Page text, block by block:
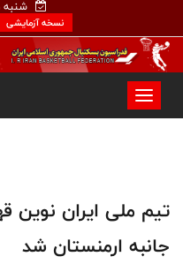
شنبه
نسخه آزمایشی
تیم ملی ایران نوین
جانبه ارمنستان شد